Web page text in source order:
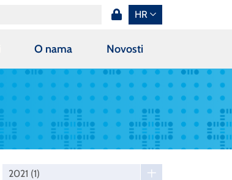
HR
O nama Novosti
2021 (1)